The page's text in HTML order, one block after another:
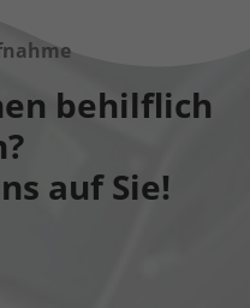
behilflich
auf Sie!